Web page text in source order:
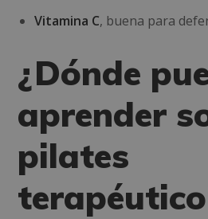
Vitamina C, buena para
¿Dónde
aprender
pilates